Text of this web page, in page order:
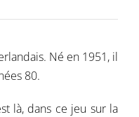
Né en 1951, il
80.
là, dans ce jeu sur la